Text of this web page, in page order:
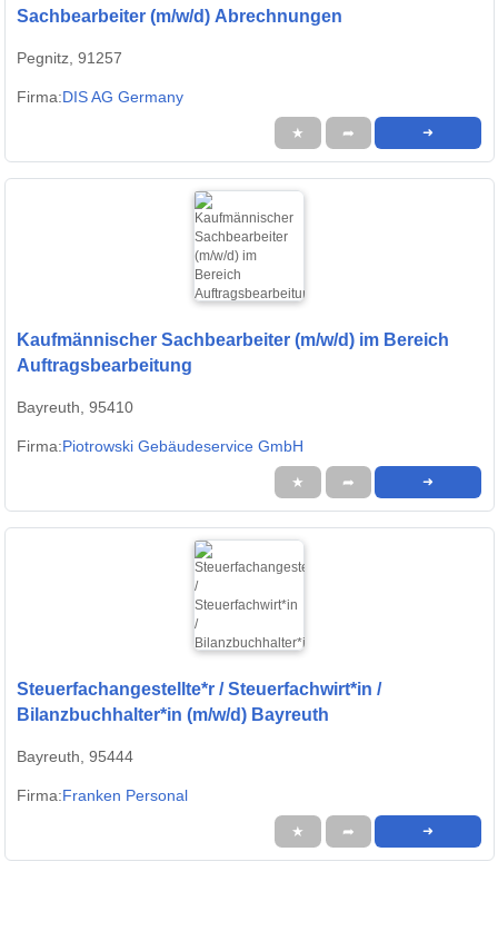
Sachbearbeiter (m/w/d) Abrechnungen
Pegnitz, 91257
Firma:DIS AG Germany
★ ➦ ➜
Kaufmännischer Sachbearbeiter (m/w/d) im Bereich
Auftragsbearbeitung
Bayreuth, 95410
Firma:Piotrowski Gebäudeservice GmbH
★ ➦ ➜
Steuerfachangestellte*r / Steuerfachwirt*in /
Bilanzbuchhalter*in (m/w/d) Bayreuth
Bayreuth, 95444
Firma:Franken Personal
★ ➦ ➜